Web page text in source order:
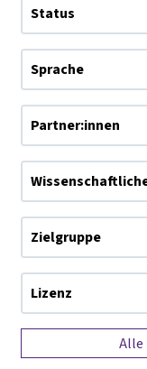
Status
Sprache
Partner:innen
Zielgruppe
Lizenz
Alle